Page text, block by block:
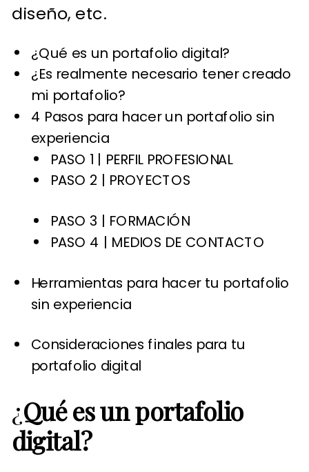
diseño, etc.
¿Qué es un portafolio digital?
¿Es realmente necesario tener creado
mi portafolio?
4 Pasos para hacer un portafolio sin
experiencia
PASO 1 | PERFIL PROFESIONAL
PASO 2 | PROYECTOS
PASO 3 | FORMACIÓN
PASO 4 | MEDIOS DE CONTACTO
Herramientas para hacer tu portafolio
sin experiencia
Consideraciones finales para tu
portafolio digital
¿Qué es un portafolio
digital?